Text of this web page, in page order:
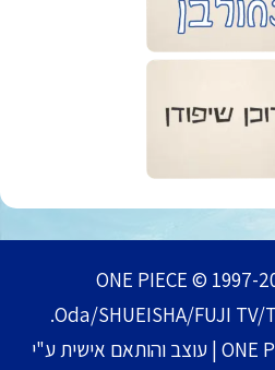
ONE PIECE © 1997-
Oda/SHUEISHA/FUJI TV/
ONE PIECE Nakama © 2026 | עוצב והותאם אישית ע"י